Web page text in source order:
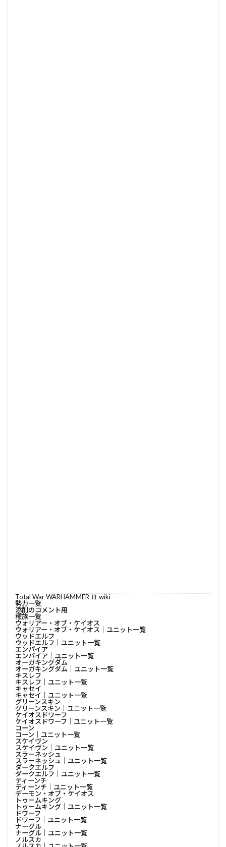
Total War WARHAMMER Ⅲ wiki
勢力一覧
添削のコメント用
種族一覧
ウォリアー・オブ・ケイオス
ウォリアー・オブ・ケイオス│ユニット一覧
ウッドエルフ
ウッドエルフ│ユニット一覧
エンパイア
エンパイア│ユニット一覧
オーガキングダム
オーガキングダム│ユニット一覧
キスレフ
キスレフ│ユニット一覧
キャセイ
キャセイ│ユニット一覧
グリーンスキン
グリーンスキン│ユニット一覧
ケイオスドワーフ
ケイオスドワーフ│ユニット一覧
コーン
コーン│ユニット一覧
スケイヴン
スケイヴン│ユニット一覧
スラーネッシュ
スラーネッシュ│ユニット一覧
ダークエルフ
ダークエルフ│ユニット一覧
ティーンチ
ティーンチ│ユニット一覧
デーモン・オブ・ケイオス
トゥームキング
トゥームキング│ユニット一覧
ドワーフ
ドワーフ│ユニット一覧
ナーグル
ナーグル│ユニット一覧
ノルスカ